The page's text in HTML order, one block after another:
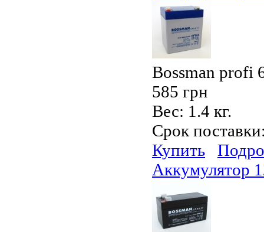
Bossman profi
585 грн
Вес: 1.4 кг.
Срок
Купить
Аккумулятор